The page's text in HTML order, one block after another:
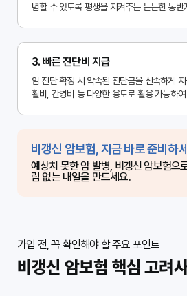
념할 수 있도록 평생을 지켜주는 든든한 동반
3. 빠른 진단비 지급
암 진단 확정 시 약속된 진단금을 신속하게
활비, 간병비 등 다양한 용도로 활용 가능하
비갱신 암보험, 지금 바로 준비하
예상치 못한 암 발병, 비갱신 암보험으
림 없는 내일을 만드세요.
가입 전, 꼭 확인해야 할 주요 포인트
비갱신 암보험 핵심 고려